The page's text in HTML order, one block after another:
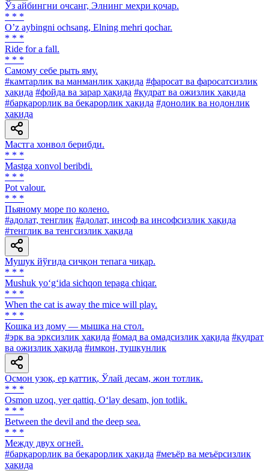
Ўз айбингни очсанг, Элнинг меҳри қочар.
* * *
Oʼz aybingni ochsang, Elning mehri qochar.
* * *
Ride for a fall.
* * *
Самому себе рыть яму.
#камтарлик ва манманлик ҳақида #фаросат ва фаросатсизлик
ҳақида #фойда ва зарар ҳақида #қудрат ва ожизлик ҳақида
#барқарорлик ва беқарорлик ҳақида #донолик ва нодонлик
ҳақида
Мастга хонвол берибди.
* * *
Mastga xonvol beribdi.
* * *
Pot valour.
* * *
Пьяному море по колено.
#адолат, тенглик #адолат, инсоф ва инсофсизлик ҳақида
#тенглик ва тенгсизлик ҳақида
Мушук йўғида сичқон тепага чиқар.
* * *
Mushuk yo‘g‘ida sichqon tepaga chiqar.
* * *
When the cat is away the mice will play.
* * *
Кошка из дому — мышка на стол.
#эрк ва эрксизлик ҳақида #омад ва омадсизлик ҳақида #қудрат
ва ожизлик ҳақида #имкон, тушкунлик
Осмон узоқ, ер қаттиқ, Ўлай десам, жон тотлик.
* * *
Osmon uzoq, yer qattiq, O‘lay desam, jon totlik.
* * *
Between the devil and the deep sea.
* * *
Между двух огней.
#барқарорлик ва беқарорлик ҳақида #меъёр ва меъёрсизлик
ҳақида